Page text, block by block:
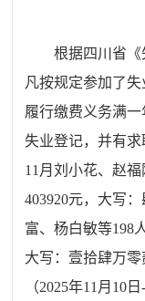
根据四川省《
凡按规定参加了
履行缴费义务满
失业登记，并有求
11 月刘小花、赵福
403920元，大写
富、杨白敏等198
大写 ：壹拾肆万
（2025年11 月 10